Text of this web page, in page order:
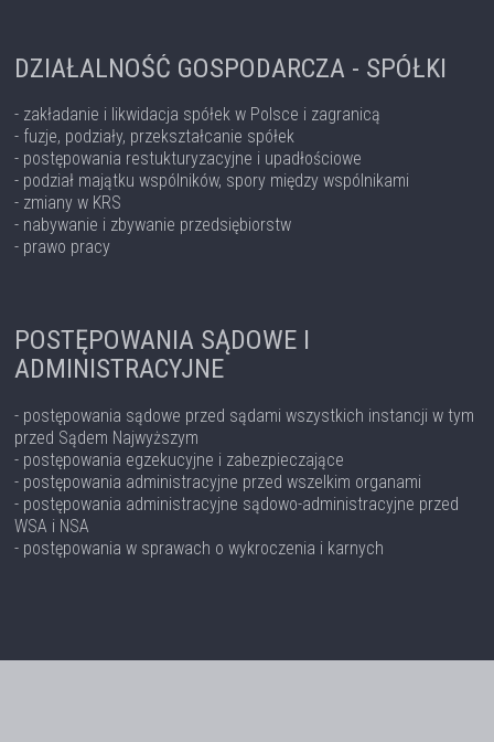
DZIAŁALNOŚĆ GOSPODARCZA - SPÓŁKI
- zakładanie i likwidacja spółek w Polsce i zagranicą
- fuzje, podziały, przekształcanie spółek
- postępowania restukturyzacyjne i upadłościowe
- podział majątku wspólników, spory między wspólnikami
- zmiany w KRS
- nabywanie i zbywanie przedsiębiorstw
- prawo pracy
POSTĘPOWANIA SĄDOWE I
ADMINISTRACYJNE
- postępowania sądowe przed sądami wszystkich instancji w tym
przed Sądem Najwyższym
- postępowania egzekucyjne i zabezpieczające
- postępowania administracyjne przed wszelkim organami
- postępowania administracyjne sądowo-administracyjne przed
WSA i NSA
- postępowania w sprawach o wykroczenia i karnych